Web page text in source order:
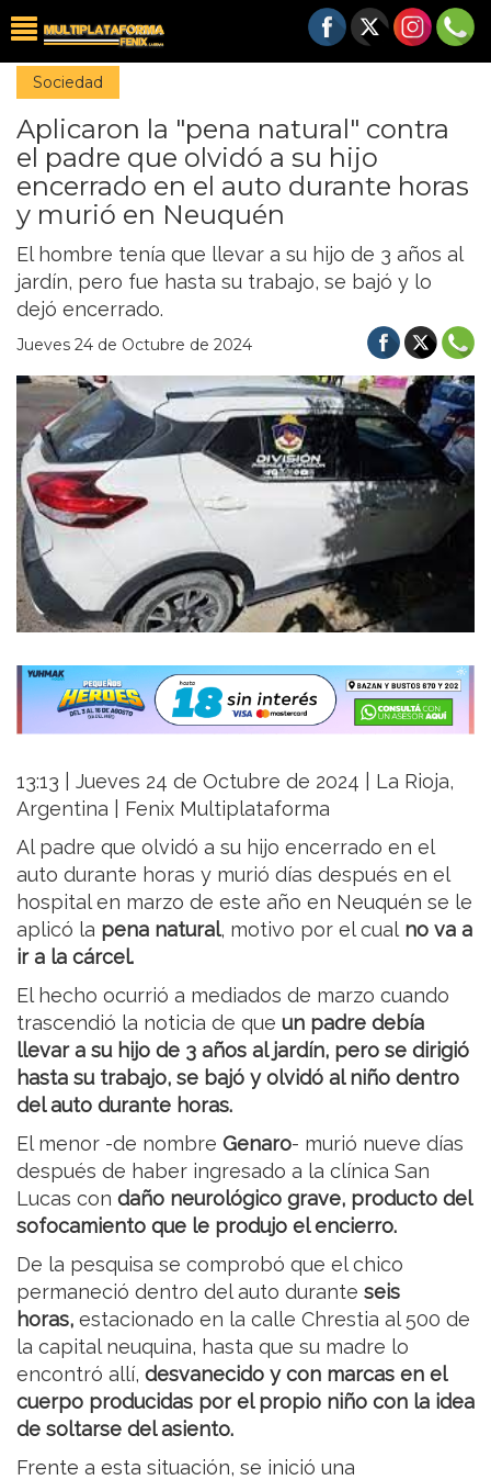
Sociedad
Aplicaron la "pena natural" contra
el padre que olvidó a su hijo
encerrado en el auto durante horas
y murió en Neuquén
El hombre tenía que llevar a su hijo de 3 años al
jardín, pero fue hasta su trabajo, se bajó y lo
dejó encerrado.
Jueves 24 de Octubre de 2024
13:13 | Jueves 24 de Octubre de 2024 | La Rioja,
Argentina | Fenix Multiplataforma
Al padre que olvidó a su hijo encerrado en el
auto durante horas y murió días después en el
hospital en marzo de este año en Neuquén se le
aplicó la pena natural, motivo por el cual no va a
ir a la cárcel.
El hecho ocurrió a mediados de marzo cuando
trascendió la noticia de que un padre debía
llevar a su hijo de 3 años al jardín, pero se dirigió
hasta su trabajo, se bajó y olvidó al niño dentro
del auto durante horas.
El menor -de nombre Genaro- murió nueve días
después de haber ingresado a la clínica San
Lucas con daño neurológico grave, producto del
sofocamiento que le produjo el encierro.
De la pesquisa se comprobó que el chico
permaneció dentro del auto durante seis
horas, estacionado en la calle Chrestia al 500 de
la capital neuquina, hasta que su madre lo
encontró allí, desvanecido y con marcas en el
cuerpo producidas por el propio niño con la idea
de soltarse del asiento.
Frente a esta situación, se inició una